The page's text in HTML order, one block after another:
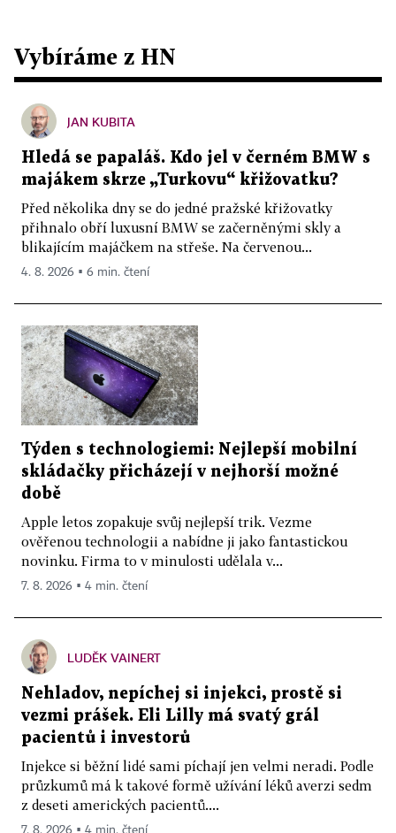
Vybíráme z HN
JAN KUBITA
Hledá se papaláš. Kdo jel v černém BMW s
majákem skrze „Turkovu“ křižovatku?
Před několika dny se do jedné pražské křižovatky
přihnalo obří luxusní BMW se začerněnými skly a
blikajícím majáčkem na střeše. Na červenou...
4. 8. 2026 ▪ 6 min. čtení
Týden s technologiemi: Nejlepší mobilní
skládačky přicházejí v nejhorší možné
době
Apple letos zopakuje svůj nejlepší trik. Vezme
ověřenou technologii a nabídne ji jako fantastickou
novinku. Firma to v minulosti udělala v...
7. 8. 2026 ▪ 4 min. čtení
LUDĚK VAINERT
Nehladov, nepíchej si injekci, prostě si
vezmi prášek. Eli Lilly má svatý grál
pacientů i investorů
Injekce si běžní lidé sami píchají jen velmi neradi. Podle
průzkumů má k takové formě užívání léků averzi sedm
z deseti amerických pacientů....
7. 8. 2026 ▪ 4 min. čtení